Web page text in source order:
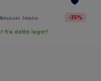
krekskl. Mødre -35%
fra dette lager!